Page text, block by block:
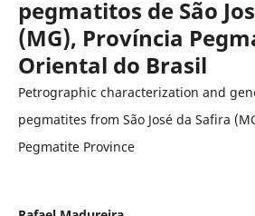
pegmatitos de São
(MG), Província
Oriental do Brasil
Petrographic characterization and
pegmatites from São José da Safira
Pegmatite Province